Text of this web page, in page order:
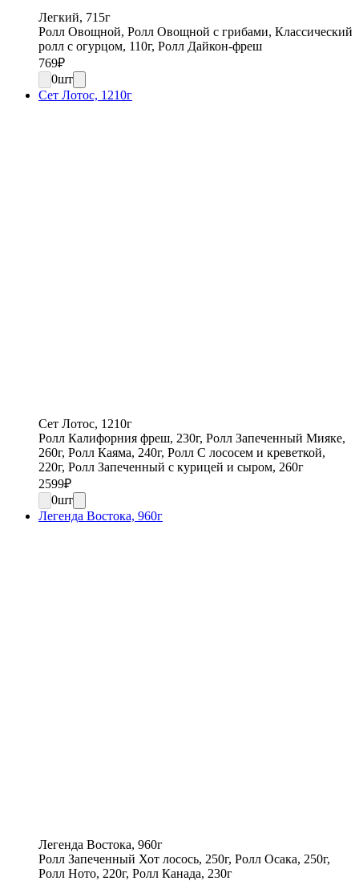
Легкий, 715г
Ролл Овощной, Ролл Овощной с грибами, Классический
ролл с огурцом, 110г, Ролл Дайкон-фреш
769₽
0шт
Сет Лотос, 1210г
Сет Лотос, 1210г
Ролл Калифорния фреш, 230г, Ролл Запеченный Мияке,
260г, Ролл Каяма, 240г, Ролл С лососем и креветкой,
220г, Ролл Запеченный с курицей и сыром, 260г
2599₽
0шт
Легенда Востока, 960г
Легенда Востока, 960г
Ролл Запеченный Хот лосось, 250г, Ролл Осака, 250г,
Ролл Ното, 220г, Ролл Канада, 230г